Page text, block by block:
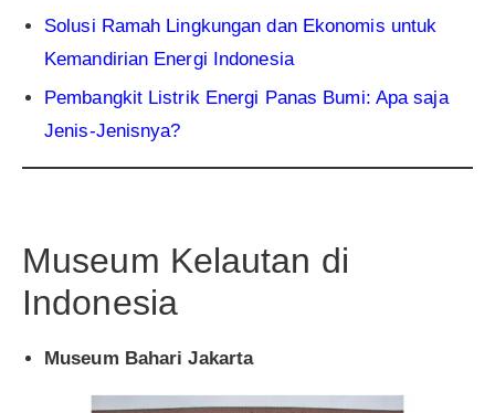
Solusi Ramah Lingkungan dan Ekonomis untuk
Kemandirian Energi Indonesia
Pembangkit Listrik Energi Panas Bumi: Apa saja
Jenis-Jenisnya?
Museum Kelautan di
Indonesia
Museum Bahari Jakarta